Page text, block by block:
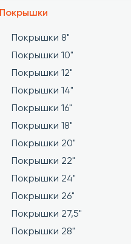
Покрышки
Покрышки 8"
Покрышки 10"
Покрышки 12"
Покрышки 14"
Покрышки 16"
Покрышки 18"
Покрышки 20"
Покрышки 22"
Покрышки 24"
Покрышки 26"
Покрышки 27,5"
Покрышки 28"